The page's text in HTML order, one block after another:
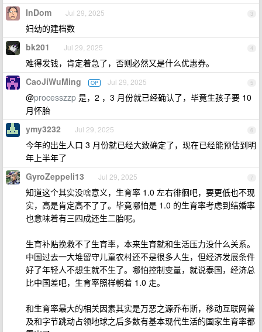
3
InDom Jul 29, 2025
妇幼的建档数
4
bk201 Jul 29, 2025
难得发钱，肯定着急了，否则必然又是什么优惠券。
5
CaoJiWuMing OP Jul 29, 2025
@processzzp 是，2 ，3 月份就已经确认了，毕竟生孩子要 10
月怀胎
6
ymy3232 Jul 29, 2025
今年的出生人口 3 月份就已经大致确定了，现在已经能预估到明
年上半年了
7
GyroZeppeli13 Jul 29, 2025
知道这个其实没啥意义，生育率 1.0 左右徘徊吧，要更低也不现
实，高是肯定高不了了。毕竟哪怕是 1.0 的生育率考虑到结婚率
也意味着有三四成还生二胎呢。
生育补贴挽救不了生育率，本来生育就和生活压力没什么关系。
中国过去一大堆留守儿童农村还不是很多人生，但经济发展条件
好了年轻人不想生就不生了。哪怕控制变量，就说泰国，经济总
比中国差吧，生育率照样朝着 1.0 走。
和生育率最大的相关因素其实是万恶之源乔布斯，移动互联网普
及和字节跳动占领地球之后多数有基本现代生活的国家生育率都